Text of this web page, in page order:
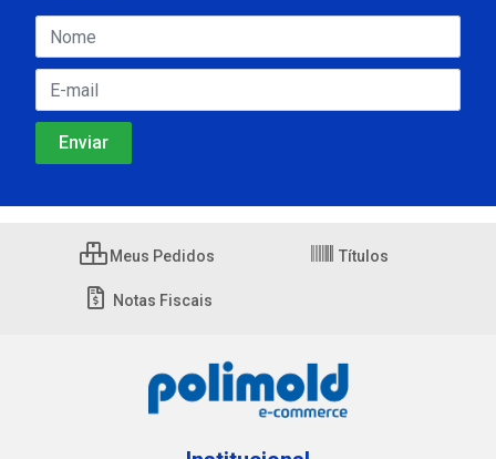
Meus Pedidos Títulos
Notas Fiscais